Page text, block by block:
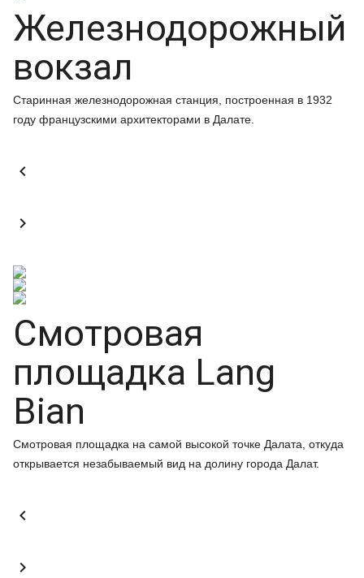
Железнодорожный
вокзал
Старинная железнодорожная станция, построенная в 1932
году французскими архитекторами в Далате.


Смотровая
площадка Lang
Bian
Смотровая площадка на самой высокой точке Далата, откуда
открывается незабываемый вид на долину города Далат.

